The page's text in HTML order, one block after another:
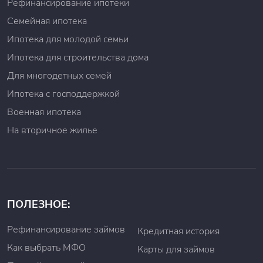
Также потенциальный клиент имеет возможность
того, чтобы получить займ в безналичной форме, а
также для осуществления различных денежных
переводов и оплаты товаров и услуг. Заявку на
предоставление карты можно подать на
официальном сайте или в офисе компании.
потребуется только паспорт. В некоторых случаях
кредитные специалисты могут попросить
пользование средствами.
предоставляет клиентам займы на следующих
Для клиентов, кто обратился впервые
предоставляются займы от 1 до 50 тыс. руб.; ставка -
от 103 до 365%;
Рефинансирование ипотеки
Семейная ипотека
Ипотека для молодой семьи
Ипотека для строительства дома
Для многодетных семей
Ипотека с господдержкой
Военная ипотека
На вторичное жилье
ПОЛЕЗНОЕ:
Рефинансирование займов
Как выбрать МФО
Кредитная история
Карты для займов